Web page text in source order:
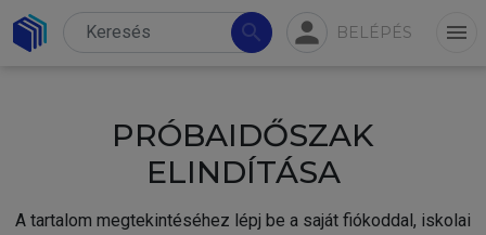
search person BELÉPÉS menu
PRÓBAIDŐSZAK
ELINDÍTÁSA
A tartalom megtekintéséhez lépj be a saját fiókoddal, iskolai